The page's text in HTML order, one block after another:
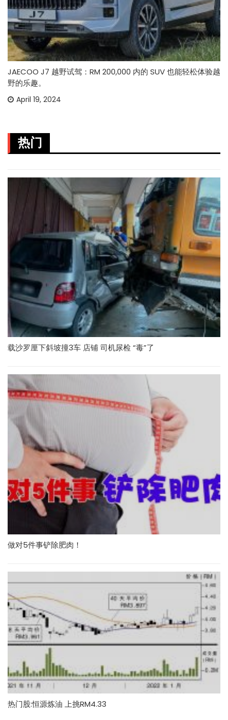
JAECOO J7 越野试驾：RM 200,000 内的 SUV 也能轻松体验越
野的乐趣。
April 19, 2024
热门
载沙罗厘下斜坡撞3车 店铺 司机尿检 “毒”了
做对5件事铲除肥肉！
热门股:恒源炼油 上挑RM4.33